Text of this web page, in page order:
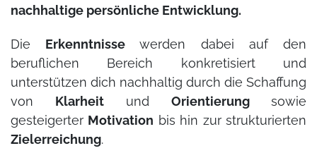
nachhaltige persönliche Entwicklung.
Die Erkenntnissewerden dabei auf den
beruflichen Bereich konkretisiert und
unterstützen dich nachhaltig durch die Schaffung
von Klarheit und Orientierung sowie
gesteigerter Motivation bis hin zur strukturierten
Zielerreichung.